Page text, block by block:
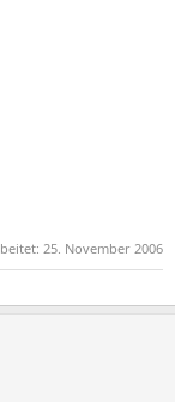
25. November 2006